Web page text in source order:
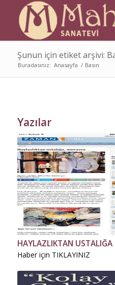
Şunun için etiket arşivi:
Buradasınız: Anasayfa / Basın
Yazılar
HAYLAZLIKTAN
Haber için TIKLAYINIZ